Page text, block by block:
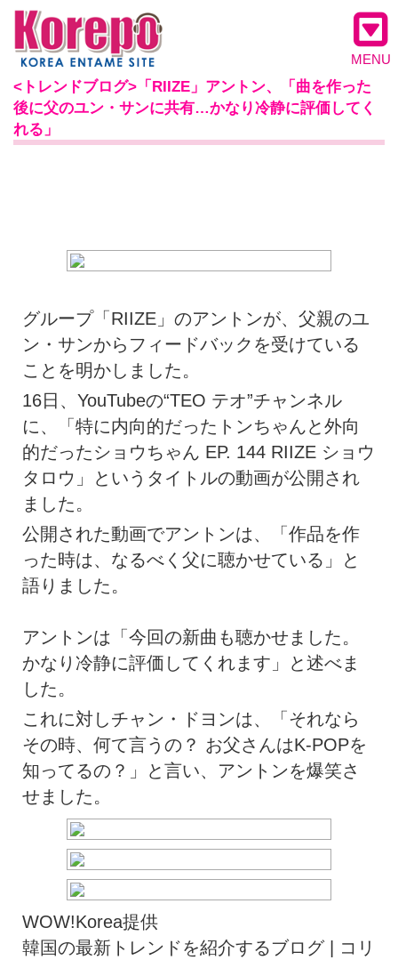
MENU
<トレンドブログ>「RIIZE」アントン、「曲を作った
後に父のユン・サンに共有…かなり冷静に評価してく
れる」
グループ「RIIZE」のアントンが、父親のユ
ン・サンからフィードバックを受けている
ことを明かしました。
16日、YouTubeの“TEO テオ”チャンネル
に、「特に内向的だったトンちゃんと外向
的だったショウちゃん EP. 144 RIIZE ショウ
タロウ」というタイトルの動画が公開され
ました。
公開された動画でアントンは、「作品を作
った時は、なるべく父に聴かせている」と
語りました。
アントンは「今回の新曲も聴かせました。
かなり冷静に評価してくれます」と述べま
した。
これに対しチャン・ドヨンは、「それなら
その時、何て言うの？ お父さんはK-POPを
知ってるの？」と言い、アントンを爆笑さ
せました。
WOW!Korea提供
韓国の最新トレンドを紹介するブログ | コリ